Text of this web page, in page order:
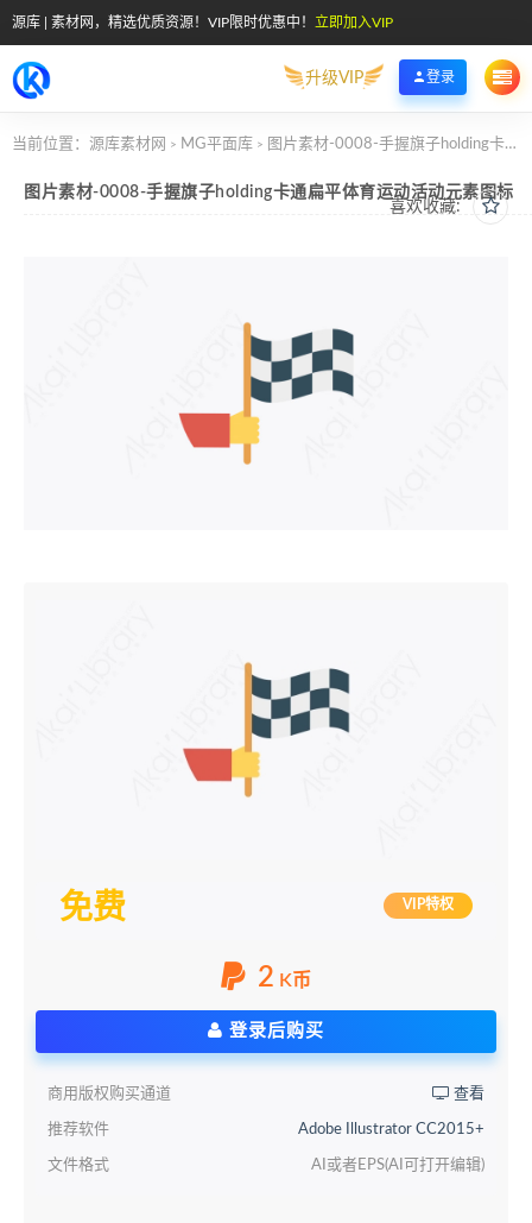
源库 | 素材网，精选优质资源！VIP限时优惠中！ 立即加入VIP
升级VIP 登录
当前位置： 源库素材网 > MG平面库 > 图片素材-0008-手握旗子holding卡通扁平体育运动活动元素图标
喜欢收藏:
图片素材-0008-手握旗子holding卡通扁平体育运动活动元素图标
免费 VIP特权
2 K币
登录后购买
商用版权购买通道 查看
推荐软件 Adobe Illustrator CC2015+
文件格式 AI或者EPS(AI可打开编辑)